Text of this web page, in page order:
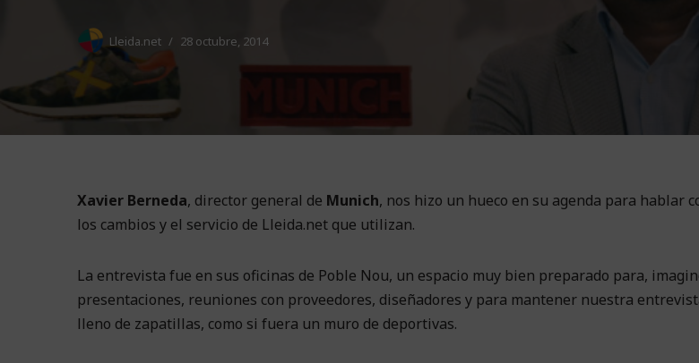
Lleida.net 28 octubre, 2014
Xavier Berneda, director general de Munich, nos hizo un hueco en su agenda para hablar
los cambios y el servicio de Lleida.net que utilizan.
La entrevista fue en sus oficinas de Poble Nou, un espacio muy bien preparado para,
presentaciones, reuniones con proveedores, diseñadores y para mantener nuestra
lleno de zapatillas, como si fuera un muro de deportivas.